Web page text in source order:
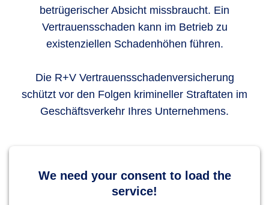
betrügerischer Absicht missbraucht. Ein
Vertrauensschaden kann im Betrieb zu
existenziellen Schadenhöhen führen.
Die R+V Vertrauensschadenversicherung
schützt vor den Folgen krimineller Straftaten im
Geschäftsverkehr Ihres Unternehmens.
We need your consent to load the
service!